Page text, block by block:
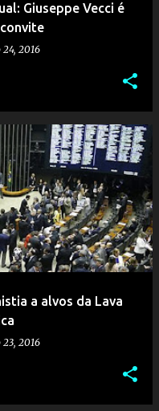
Giuseppe Vecci é
2016
a alvos da Lava
2016